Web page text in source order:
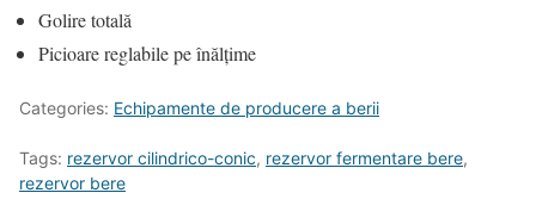
Golire totală
Picioare reglabile pe înălțime
Categories: Echipamente de producere a berii
Tags: rezervor cilindrico-conic, rezervor fermentare bere,
rezervor bere